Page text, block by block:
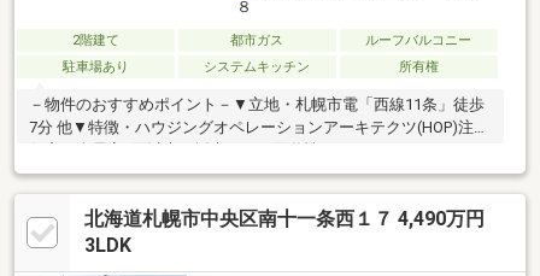
８
2階建て 都市ガス
ルーフバルコニー
駐車場あり
システムキッチン 所有権
－物件のおすすめポイント－▼立地・札幌市電「西線11条」徒歩
7分 他▼特徴・ハウジングオペレーションアーキテクツ(HOP)注文
ン、食洗機付・顔を合わせやすいリビングスルー設計・WIC等の
収納を設置・南側にお庭・テラス・サンルーム設置、陽当り良
好・ガレージ1台・屋根付駐車場1台・前面に1台の計3台駐車可(車
種による)・即引渡し可(残金精算後)▼周辺環境・札幌市立幌西小
北海道札幌市中央区南十一条西１７ 4,490万円
3LDK